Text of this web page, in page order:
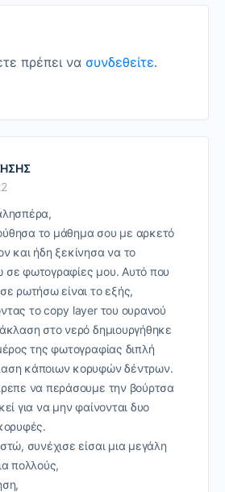
πρέπει να συνδεθείτε.
το μάθημα σου με αρκετό
και ήδη ξεκίνησα να το
σε φωτογραφίες μου. Αυτό που
ρωτήσω είναι το εξής,
το copy layer του ουρανού
στο νερό δημιουργήθηκε
της φωτογραφίας διπλή
κάποιων κορυφών δέντρων.
να περάσουμε την βούρτσα
για να μην φαίνονται δυο
συνέχισε είσαι μια μεγάλη
πολλούς,